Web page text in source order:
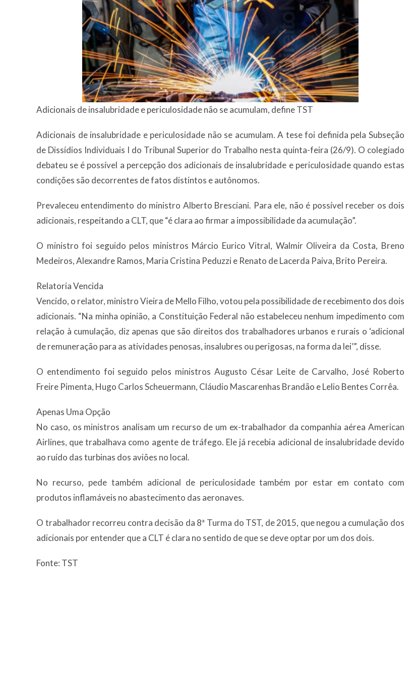
Adicionais de insalubridade e periculosidade não se acumulam, define TST
Adicionais de insalubridade e periculosidade não se acumulam. A tese foi definida pela Subseção
de Dissídios Individuais I do Tribunal Superior do Trabalho nesta quinta-feira (26/9). O colegiado
debateu se é possível a percepção dos adicionais de insalubridade e periculosidade quando estas
condições são decorrentes de fatos distintos e autônomos.
Prevaleceu entendimento do ministro Alberto Bresciani. Para ele, não é possível receber os dois
adicionais, respeitando a CLT, que “é clara ao firmar a impossibilidade da acumulação”.
O ministro foi seguido pelos ministros Márcio Eurico Vitral, Walmir Oliveira da Costa, Breno
Medeiros, Alexandre Ramos, Maria Cristina Peduzzi e Renato de Lacerda Paiva, Brito Pereira.
Relatoria Vencida
Vencido, o relator, ministro Vieira de Mello Filho, votou pela possibilidade de recebimento dos dois
adicionais. “Na minha opinião, a Constituição Federal não estabeleceu nenhum impedimento com
relação à cumulação, diz apenas que são direitos dos trabalhadores urbanos e rurais o ‘adicional
de remuneração para as atividades penosas, insalubres ou perigosas, na forma da lei’”, disse.
O entendimento foi seguido pelos ministros Augusto César Leite de Carvalho, José Roberto
Freire Pimenta, Hugo Carlos Scheuermann, Cláudio Mascarenhas Brandão e Lelio Bentes Corrêa.
Apenas Uma Opção
No caso, os ministros analisam um recurso de um ex-trabalhador da companhia aérea American
Airlines, que trabalhava como agente de tráfego. Ele já recebia adicional de insalubridade devido
ao ruído das turbinas dos aviões no local.
No recurso, pede também adicional de periculosidade também por estar em contato com
produtos inflamáveis no abastecimento das aeronaves.
O trabalhador recorreu contra decisão da 8ª Turma do TST, de 2015, que negou a cumulação dos
adicionais por entender que a CLT é clara no sentido de que se deve optar por um dos dois.
Fonte: TST